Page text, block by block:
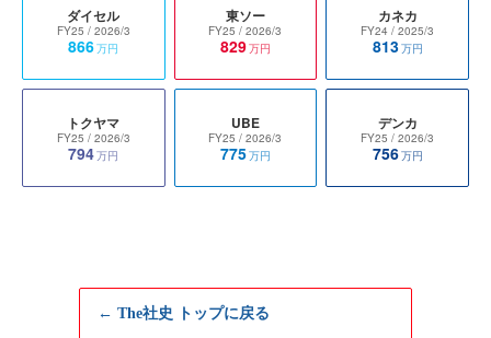
ダイセル
FY25 / 2026/3
866万円
東ソー
FY25 / 2026/3
829万円
カネカ
FY24 / 2025/3
813万円
トクヤマ
FY25 / 2026/3
794万円
UBE
FY25 / 2026/3
775万円
デンカ
FY25 / 2026/3
756万円
← The社史 トップに戻る